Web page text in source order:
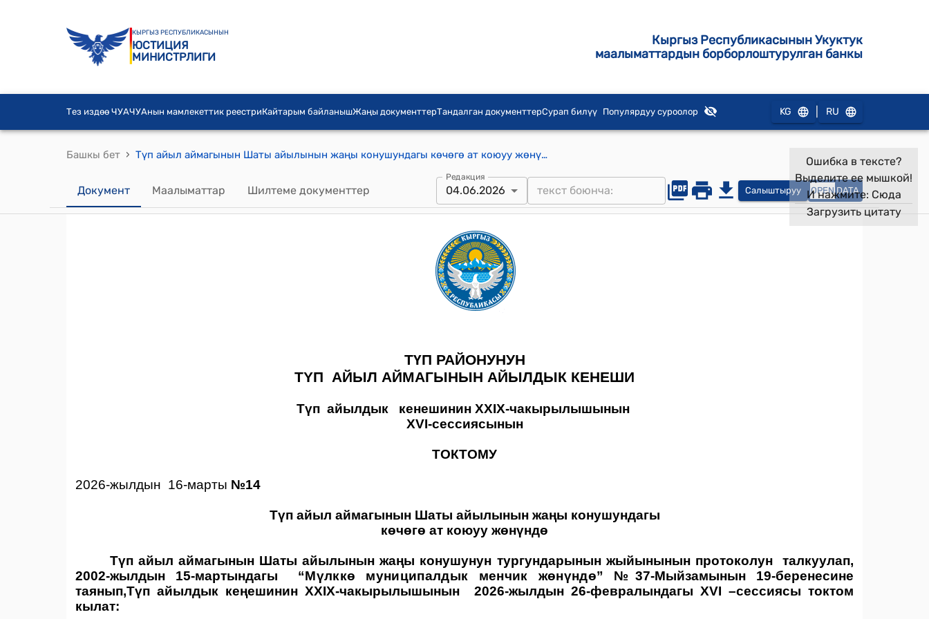
КЫРГЫЗ РЕСПУБЛИКАСЫНЫН
ЮСТИЦИЯ
МИНИСТРЛИГИ
Кыргыз Республикасынын Укуктук
маалыматтардын борборлоштурулган банкы
Тез издөө ЧУАЧУАнын мамлекеттик реестриКайтарым байланышЖаңы документтерТандалган документтерСурап билүү Популярдуу суроолор KG RU
Башкы бет › Түп айыл аймагынын Шаты айылынын жаңы конушундагы көчөгө ат коюуу жөнүндө токтому
Документ Маалыматтар Шилтеме документтер
Редакция
04.06.2026 Салыштыруу OPEN DATA
Ошибка в тексте?
Выделите ее мышкой!
И нажмите: Сюда
Загрузить цитату